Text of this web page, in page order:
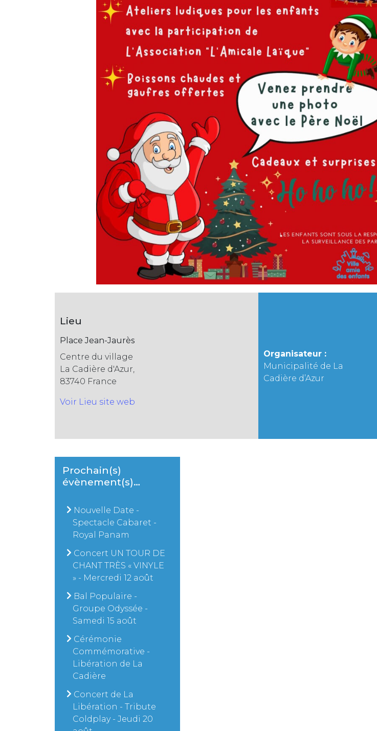
Lieu
Place Jean-Jaurès
Centre du village
La Cadière d'Azur,
83740 France
Voir Lieu site web
Organisateur :
Municipalité de La
Cadière d’Azur
Prochain(s)
évènement(s)…
Nouvelle Date -
Spectacle Cabaret -
Royal Panam
Concert UN TOUR DE
CHANT TRÈS « VINYLE
» - Mercredi 12 août
Bal Populaire -
Groupe Odyssée -
Samedi 15 août
Cérémonie
Commémorative -
Libération de La
Cadière
Concert de La
Libération - Tribute
Coldplay - Jeudi 20